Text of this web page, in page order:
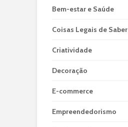
Bem-estar e Saúde
Coisas Legais de Saber
Criatividade
Decoração
E-commerce
Empreendedorismo